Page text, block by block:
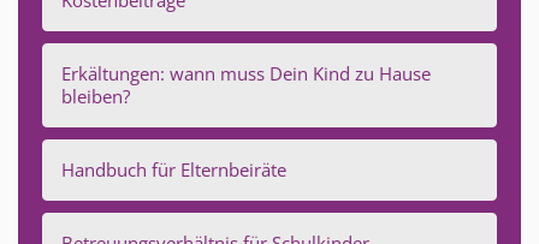
Erkältungen: wann muss Dein Kind zu Hause
bleiben?
Handbuch für Elternbeiräte